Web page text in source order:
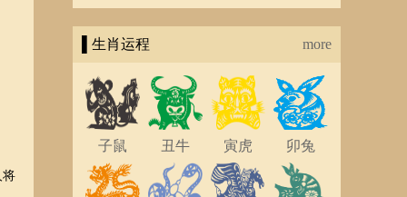
将
▌生肖运程 more
子鼠 丑牛 寅虎 卯兔